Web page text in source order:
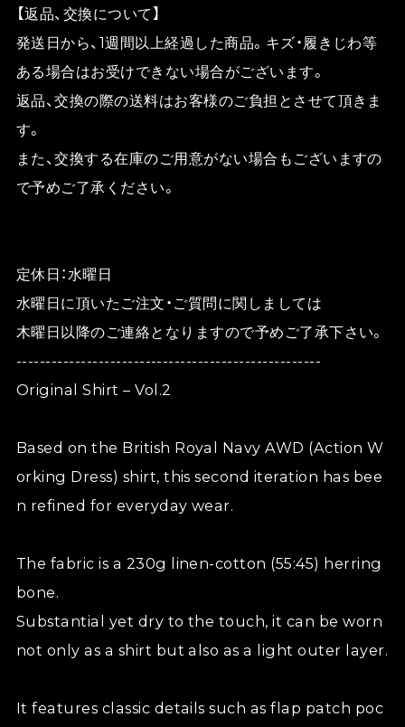
【返品、交換について】
発送日から、1週間以上経過した商品。キズ・履きじわ等
ある場合はお受けできない場合がございます。
返品、交換の際の送料はお客様のご負担とさせて頂きま
す。
また、交換する在庫のご用意がない場合もございますの
で予めご了承ください。
定休日：水曜日
水曜日に頂いたご注文・ご質問に関しましては
木曜日以降のご連絡となりますので予めご了承下さい。
----------------------------------------------------
Original Shirt – Vol.2
Based on the British Royal Navy AWD (Action W
orking Dress) shirt, this second iteration has bee
n refined for everyday wear.
The fabric is a 230g linen-cotton (55:45) herring
bone.
Substantial yet dry to the touch, it can be worn
not only as a shirt but also as a light outer layer.
It features classic details such as flap patch poc